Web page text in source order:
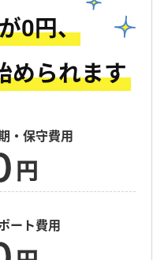
0円、
められます
・保守費用
ート費用